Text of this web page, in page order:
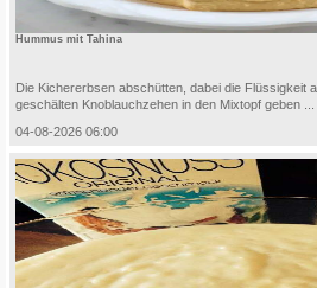
Hummus mit Tahina
Die Kichererbsen abschütten, dabei die Flüssigkeit
geschälten Knoblauchzehen in den Mixtopf geben ...
04-08-2026 06:00